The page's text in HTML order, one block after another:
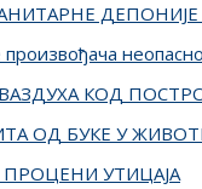
ВАЗДУХА КОД
ОД БУКE У
ПРОЦЕНИ УТИЦАЈА